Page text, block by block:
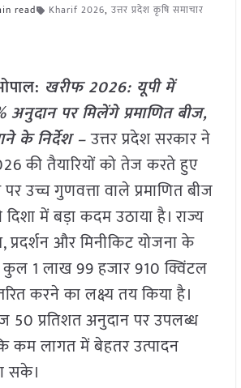
read Kharif 2026, उत्तर प्रदेश कृषि समाचार
खरीफ 2026: यूपी में
अनुदान पर मिलेंगे प्रमाणित बीज,
के निर्देश –उत्तर प्रदेश सरकार ने
की तैयारियों को तेज करते हुए
उच्च गुणवत्ता वाले प्रमाणित बीज
में बड़ा कदम उठाया है। राज्य
प्रदर्शन और मिनीकिट योजना के
कुल 1 लाख 99 हजार 910 क्विंटल
करने का लक्ष्य तय किया है।
50 प्रतिशत अनुदान पर उपलब्ध
कम लागत में बेहतर उत्पादन
सके।